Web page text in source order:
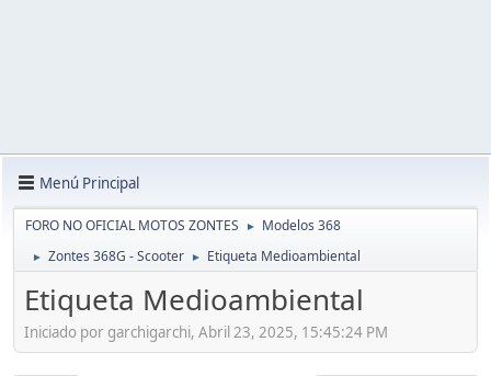
Menú Principal
FORO NO OFICIAL MOTOS ZONTES ► Modelos 368
► Zontes 368G - Scooter ► Etiqueta Medioambiental
Etiqueta Medioambiental
Iniciado por garchigarchi, Abril 23, 2025, 15:45:24 PM